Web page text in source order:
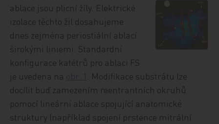
ablace jsou plicní žíly. Elektrické
izolace těchto žil dosahujeme
dnes zejména periostiální ablací
širokými liniemi. Standardní
konfigurace katétrů pro ablaci FS
je uvedena na
. Modifikace substrátu lze
docílit buď zamezením reentrantních okruhů
pomocí lineární ablace spojující anatomické
struktury (například spojení prstence mitrální